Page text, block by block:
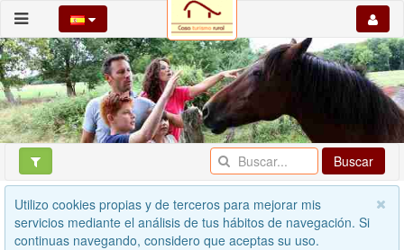
Buscar
Utilizo cookies propias y de terceros para mejorar mis
servicios mediante el análisis de tus hábitos de navegación. Si
continuas navegando, considero que aceptas su uso.